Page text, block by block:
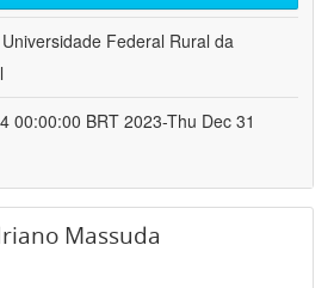
Universidade Federal Rural da
00:00:00 BRT 2023-Thu Dec 31
Massuda